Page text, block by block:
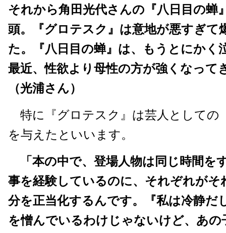
それから角田光代さんの『八日目の蝉
頭。『グロテスク』は意地が悪すぎて
た。『八日目の蝉』は、もうとにかく
最近、性欲より母性の方が強くなって
（光浦さん）
特に『グロテスク』は芸人としての
を与えたといいます。
「本の中で、登場人物は同じ時間を
事を経験しているのに、それぞれがそ
分を正当化するんです。『私は冷静だ
を憎んでいるわけじゃないけど、あ